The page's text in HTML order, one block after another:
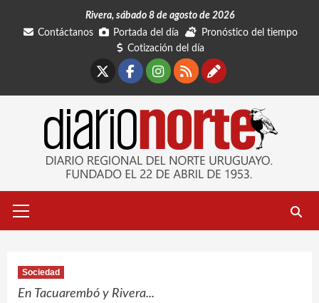
Rivera, sábado 8 de agosto de 2026
Contáctanos
Portada del día
Pronóstico del tiempo
Cotización del día
Facebook
Instagram
RSSContáctanos
primario
Sociedad
En Tacuarembó y Rivera...